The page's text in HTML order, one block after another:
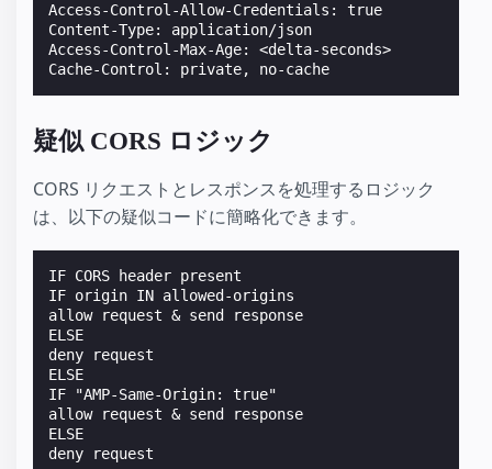
Access-Control-Allow-Credentials: true
Content-Type: application/json
Access-Control-Max-Age: <delta-seconds>
疑似 CORS ロジック
CORS リクエストとレスポンスを処理するロジック
は、以下の疑似コードに簡略化できます。
IF CORS header present
IF origin IN allowed-origins
allow request & send response
ELSE
deny request
ELSE
IF "AMP-Same-Origin: true"
allow request & send response
ELSE